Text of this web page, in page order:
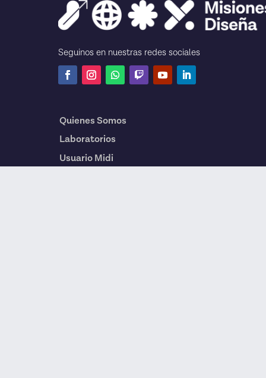
Seguinos en nuestras redes sociales
Quienes Somos
Laboratorios
Usuario Midi